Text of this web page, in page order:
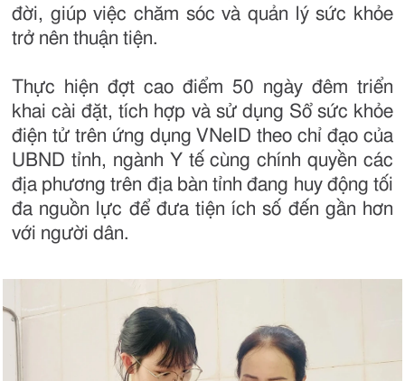
đời, giúp việc chăm sóc và quản lý sức khỏe
trở nên thuận tiện.
Thực hiện đợt cao điểm 50 ngày đêm triển
khai cài đặt, tích hợp và sử dụng Sổ sức khỏe
điện tử trên ứng dụng VNeID theo chỉ đạo của
UBND tỉnh, ngành Y tế cùng chính quyền các
địa phương trên địa bàn tỉnh đang huy động tối
đa nguồn lực để đưa tiện ích số đến gần hơn
với người dân.